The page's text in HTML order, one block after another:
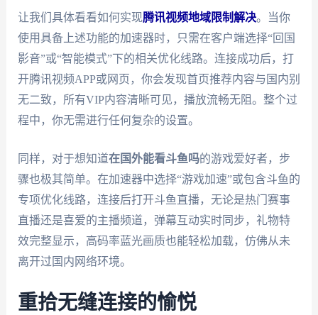
让我们具体看看如何实现腾讯视频地域限制解决。当你
使用具备上述功能的加速器时，只需在客户端选择“回国
影音”或“智能模式”下的相关优化线路。连接成功后，打
开腾讯视频APP或网页，你会发现首页推荐内容与国内别
无二致，所有VIP内容清晰可见，播放流畅无阻。整个过
程中，你无需进行任何复杂的设置。
同样，对于想知道在国外能看斗鱼吗的游戏爱好者，步
骤也极其简单。在加速器中选择“游戏加速”或包含斗鱼的
专项优化线路，连接后打开斗鱼直播，无论是热门赛事
直播还是喜爱的主播频道，弹幕互动实时同步，礼物特
效完整显示，高码率蓝光画质也能轻松加载，仿佛从未
离开过国内网络环境。
重拾无缝连接的愉悦